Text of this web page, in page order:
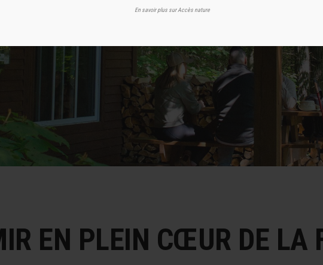
EN PLEIN CŒUR DE LA
En savoir plus sur Accès nature